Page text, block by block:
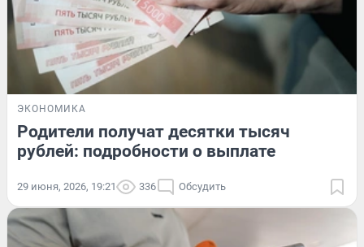
ЭКОНОМИКА
Родители получат десятки тысяч
рублей: подробности о выплате
29 июня, 2026, 19:21 336 Обсудить